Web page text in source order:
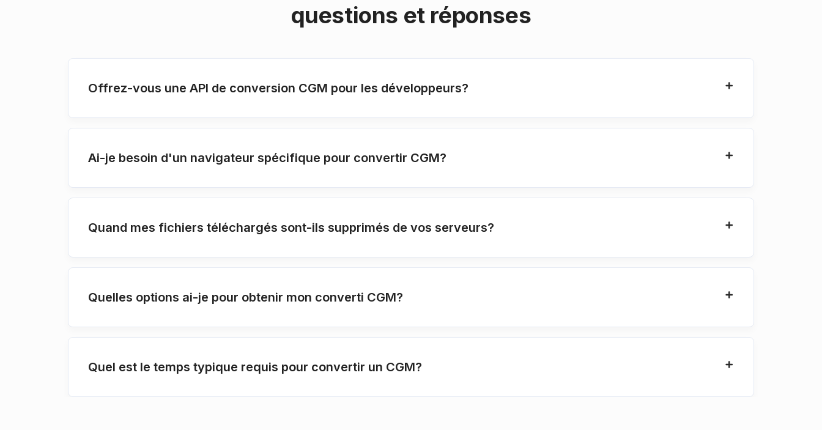
questions et réponses
Offrez-vous une API de conversion CGM pour les développeurs?
Ai-je besoin d'un navigateur spécifique pour convertir CGM?
Quand mes fichiers téléchargés sont-ils supprimés de vos serveurs?
Quelles options ai-je pour obtenir mon converti CGM?
Quel est le temps typique requis pour convertir un CGM?